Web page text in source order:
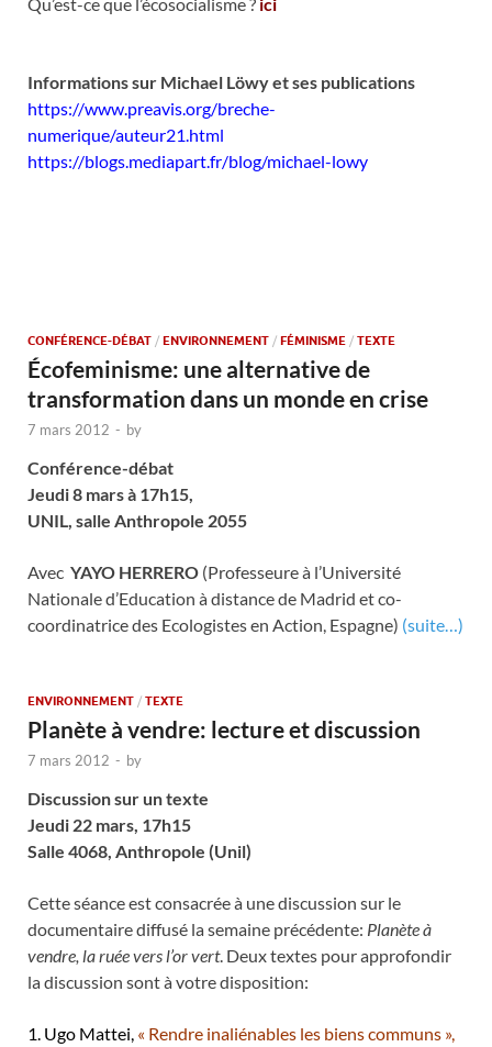
Qu’est-ce que l’écosocialisme ? ici
Informations sur Michael Löwy et ses publications
https://www.preavis.org/breche-
numerique/auteur21.html
https://blogs.mediapart.fr/blog/michael-lowy
CONFÉRENCE-DÉBAT / ENVIRONNEMENT / FÉMINISME / TEXTE
Écofeminisme: une alternative de
transformation dans un monde en crise
7 mars 2012 - by
Conférence-débat
Jeudi 8 mars à 17h15,
UNIL, salle Anthropole 2055
Avec YAYO HERRERO (Professeure à l’Université
Nationale d’Education à distance de Madrid et co-
coordinatrice des Ecologistes en Action, Espagne) (suite…)
ENVIRONNEMENT / TEXTE
Planète à vendre: lecture et discussion
7 mars 2012 - by
Discussion sur un texte
Jeudi 22 mars, 17h15
Salle 4068, Anthropole (Unil)
Cette séance est consacrée à une discussion sur le
documentaire diffusé la semaine précédente: Planète à
vendre, la ruée vers l’or vert. Deux textes pour approfondir
la discussion sont à votre disposition:
1. Ugo Mattei, « Rendre inaliénables les biens communs »,